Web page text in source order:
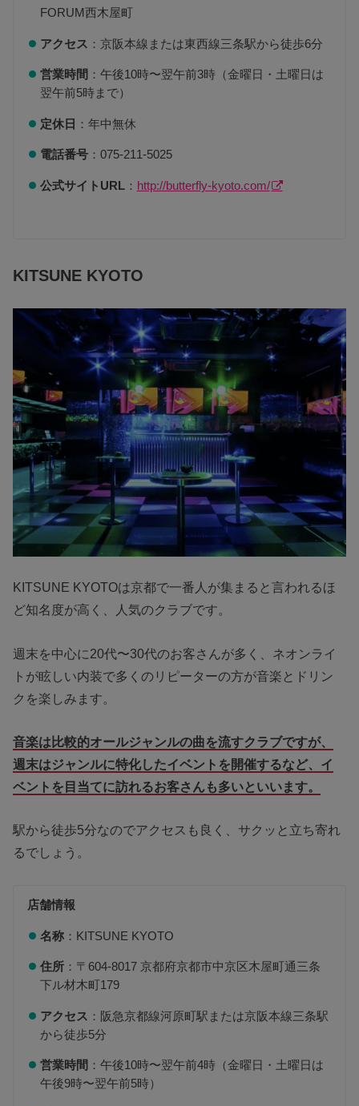
FORUM西木屋町
アクセス ：京阪本線または東西線三条駅から徒歩6分
営業時間 ：午後10時〜翌午前3時（金曜日・土曜日は
翌午前5時まで）
定休日 ：年中無休
電話番号：075-211-5025
公式サイトURL： http://butterfly-kyoto.com/
KITSUNE KYOTO
KITSUNE KYOTOは京都で一番人が集まると言われるほ
ど知名度が高く、人気のクラブです。
週末を中心に20代〜30代のお客さんが多く、ネオンライ
トが眩しい内装で多くのリピーターの方が音楽とドリン
クを楽しみます。
音楽は比較的オールジャンルの曲を流すクラブですが、
週末はジャンルに特化したイベントを開催するなど、イ
ベントを目当てに訪れるお客さんも多いといいます。
駅から徒歩5分なのでアクセスも良く、サクッと立ち寄れ
るでしょう。
店舗情報
名称：KITSUNE KYOTO
住所：〒604-8017 京都府京都市中京区木屋町通三条
下ル材木町179
アクセス ：阪急京都線河原町駅または京阪本線三条駅
から徒歩5分
営業時間 ：午後10時〜翌午前4時（金曜日・土曜日は
午後9時〜翌午前5時）